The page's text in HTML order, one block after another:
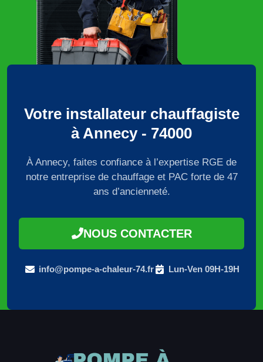
Votre installateur chauffagiste
à Annecy - 74000
À Annecy, faites confiance à l’expertise RGE de
notre entreprise de chauffage et PAC forte de 47
ans d’ancienneté.
NOUS CONTACTER
info@pompe-a-chaleur-74.fr Lun-Ven 09H-19H